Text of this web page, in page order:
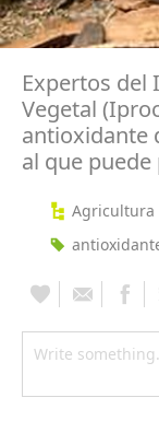
Expertos del
Vegetal
antioxidante
al que
Agricultura